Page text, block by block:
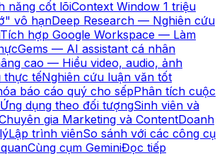
năng cốt lõiContext Window 1 triệu
vô hạnDeep Research — Nghiên cứu
Tích hợp Google Workspace — Làm
Gems — AI assistant cá nhân
cao — Hiểu video, audio, ảnh
thực tếNghiên cứu luận văn tốt
báo cáo quý cho sếpPhân tích cuộc
Ứng dụng theo đối tượngSinh viên và
gia Marketing và ContentDoanh
Lập trình viênSo sánh với các công cụ
Cùng cụm GeminiĐọc tiếp